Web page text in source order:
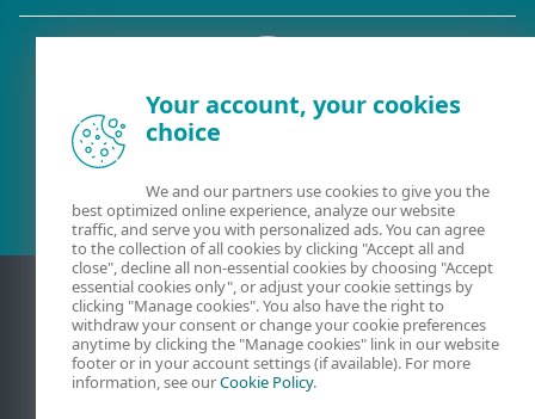
Client existent?
Your account, your cookies
choice
We and our partners use cookies to give you the
best optimized online experience, analyze our website
traffic, and serve you with personalized ads. You can agree
to the collection of all cookies by clicking "Accept all and
close", decline all non-essential cookies by choosing "Accept
essential cookies only", or adjust your cookie settings by
clicking "Manage cookies". You also have the right to
withdraw your consent or change your cookie preferences
anytime by clicking the "Manage cookies" link in our website
footer or in your account settings (if available). For more
information, see ourCookie Policy.